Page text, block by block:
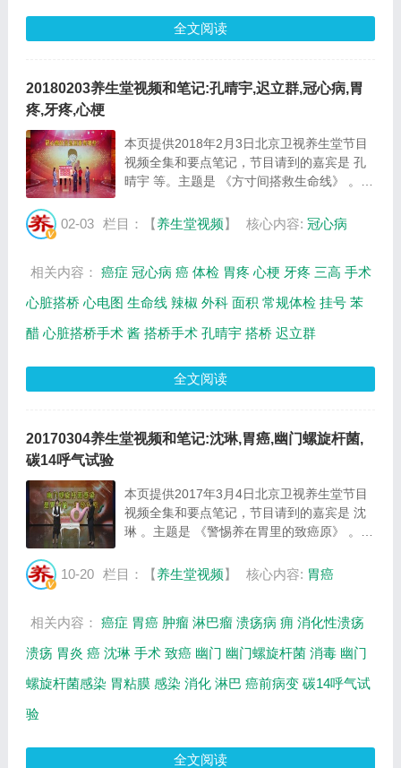
全文阅读
20180203养生堂视频和笔记:孔晴宇,迟立群,冠心病,胃
疼,牙疼,心梗
本页提供2018年2月3日北京卫视养生堂节目
视频全集和要点笔记，节目请到的嘉宾是 孔
晴宇 等。主题是 《方寸间搭救生命线》 。主
的发生，冠心病的高危因素等相关内容，百年
02-03 栏目：【养生堂视频】 核心内容: 冠心病
相关内容： 癌症 冠心病 癌 体检 胃疼 心梗 牙疼 三高 手术
心脏搭桥 心电图 生命线 辣椒 外科 面积 常规体检 挂号 苯
醋 心脏搭桥手术 酱 搭桥手术 孔晴宇 搭桥 迟立群
全文阅读
20170304养生堂视频和笔记:沈琳,胃癌,幽门螺旋杆菌,
碳14呼气试验
本页提供2017年3月4日北京卫视养生堂节目
视频全集和要点笔记，节目请到的嘉宾是 沈
琳 。主题是 《警惕养在胃里的致癌原》 。主
原，餐具消毒方法究竟有哪些误区等相关内
10-20 栏目：【养生堂视频】 核心内容: 胃癌
相关内容： 癌症 胃癌 肿瘤 淋巴瘤 溃疡病 痈 消化性溃疡
溃疡 胃炎 癌 沈琳 手术 致癌 幽门 幽门螺旋杆菌 消毒 幽门
螺旋杆菌感染 胃粘膜 感染 消化 淋巴 癌前病变 碳14呼气试
验
全文阅读